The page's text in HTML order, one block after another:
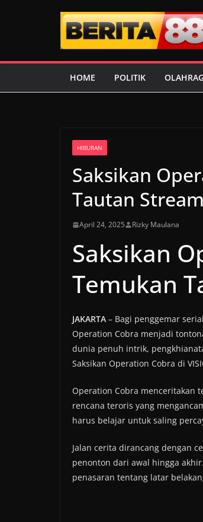
HOME POLITIK
HIBURAN
Saksikan
Tautan
April 24, 2025 Rizky Maulana
Saksikan
Temukan
JAKARTA – Bagi penggemar
Operation Cobra menjadi
dunia penuh intrik,
Saksikan Operation Cobra di
Operation Cobra menceritakan
rencana teroris yang
harus belajar untuk saling
Jalan cerita dirancang dengan
penonton dari awal hingga
penasaran tentang latar